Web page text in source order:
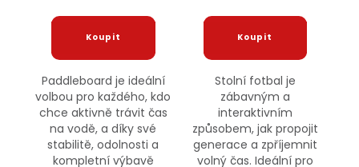
Paddleboard je ideální
volbou pro každého, kdo
chce aktivně trávit čas
na vodě, a díky své
stabilitě, odolnosti a
kompletní výbavě
Stolní fotbal je
zábavným a
interaktivním
způsobem, jak propojit
generace a zpříjemnit
volný čas. Ideální pro